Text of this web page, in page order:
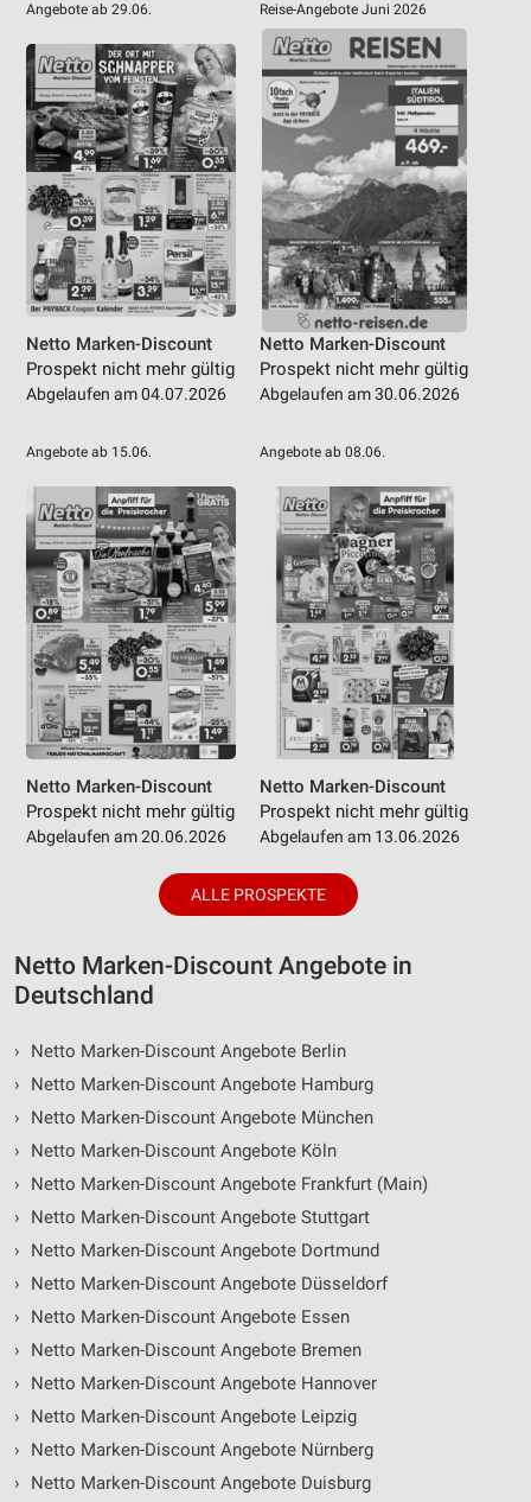
Angebote ab 29.06.
Netto Marken-Discount
Prospekt nicht mehr gültig
Abgelaufen am 04.07.2026
Reise-Angebote Juni 2026
Netto Marken-Discount
Prospekt nicht mehr gültig
Abgelaufen am 30.06.2026
Angebote ab 15.06.
Netto Marken-Discount
Prospekt nicht mehr gültig
Abgelaufen am 20.06.2026
Angebote ab 08.06.
Netto Marken-Discount
Prospekt nicht mehr gültig
Abgelaufen am 13.06.2026
ALLE PROSPEKTE
Netto Marken-Discount Angebote in
Deutschland
›
Netto Marken-Discount Angebote Berlin
›
Netto Marken-Discount Angebote Hamburg
›
Netto Marken-Discount Angebote München
›
Netto Marken-Discount Angebote Köln
›
Netto Marken-Discount Angebote Frankfurt (Main)
›
Netto Marken-Discount Angebote Stuttgart
›
Netto Marken-Discount Angebote Dortmund
›
Netto Marken-Discount Angebote Düsseldorf
›
Netto Marken-Discount Angebote Essen
›
Netto Marken-Discount Angebote Bremen
›
Netto Marken-Discount Angebote Hannover
›
Netto Marken-Discount Angebote Leipzig
›
Netto Marken-Discount Angebote Nürnberg
›
Netto Marken-Discount Angebote Duisburg